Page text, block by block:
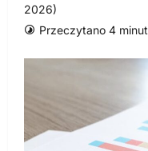
2026)
Przeczytano 4 minut